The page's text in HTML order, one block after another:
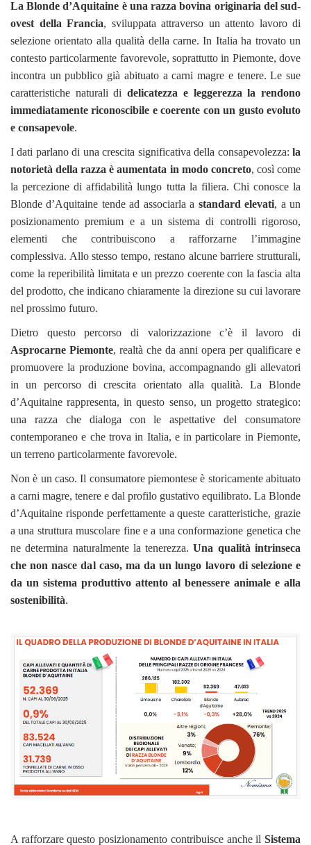
La Blonde d’Aquitaine è una razza bovina originaria del sud-
ovest della Francia, sviluppata attraverso un attento lavoro di
selezione orientato alla qualità della carne. In Italia ha trovato un
contesto particolarmente favorevole, soprattutto in Piemonte, dove
incontra un pubblico già abituato a carni magre e tenere. Le sue
caratteristiche naturali didelicatezza e leggerezza la rendono
immediatamente riconoscibile e coerente con un gusto evoluto
e consapevole.
I dati parlano di una crescita significativa della consapevolezza: la
notorietà della razza è aumentata in modo concreto, così come
la percezione di affidabilità lungo tutta la filiera. Chi conosce la
Blonde d’Aquitaine tende ad associarla a standard elevati, a un
posizionamento premium e a un sistema di controlli rigoroso,
elementi che contribuiscono a rafforzarne l’immagine
complessiva. Allo stesso tempo, restano alcune barriere strutturali,
come la reperibilità limitata e un prezzo coerente con la fascia alta
del prodotto, che indicano chiaramente la direzione su cui lavorare
nel prossimo futuro.
Dietro questo percorso di valorizzazione c’è il lavoro di
Asprocarne Piemonte, realtà che da anni opera per qualificare e
promuovere la produzione bovina, accompagnando gli allevatori
in un percorso di crescita orientato alla qualità. La Blonde
d’Aquitaine rappresenta, in questo senso, un progetto strategico:
una razza che dialoga con le aspettative del consumatore
contemporaneo e che trova in Italia, e in particolare in Piemonte,
un terreno particolarmente favorevole.
Non è un caso. Il consumatore piemontese è storicamente abituato
a carni magre, tenere e dal profilo gustativo equilibrato. La Blonde
d’Aquitaine risponde perfettamente a queste caratteristiche, grazie
a una struttura muscolare fine e a una conformazione genetica che
ne determina naturalmente la tenerezza.Una qualità intrinseca
che non nasce dal caso, ma da un lungo lavoro di selezione e
da un sistema produttivo attento al benessere animale e alla
sostenibilità.
A rafforzare questo posizionamento contribuisce anche il Sistema